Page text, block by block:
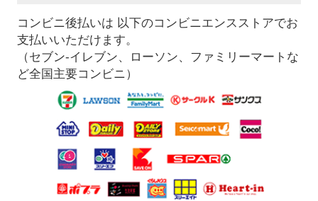
コンビニ後払いは 以下のコンビニエンスストアでお
支払いいただけます。
（セブン-イレブン、ローソン、ファミリーマートな
ど全国主要コンビニ）